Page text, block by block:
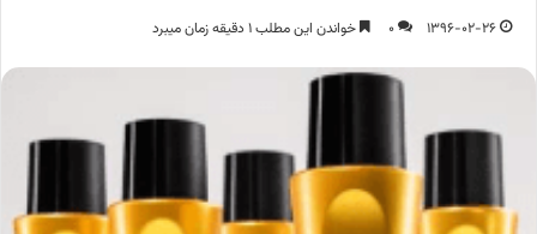
1396-02-26
0 خواندن این مطلب 1 دقیقه زمان میبرد